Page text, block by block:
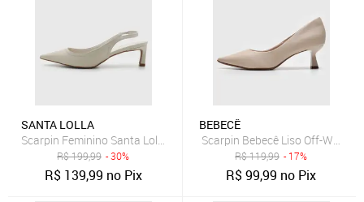
SANTA LOLLA
Scarpin Feminino Santa Lolla Slingback Off-White
R$199,99 - 30%
R$ 139,99 no Pix
BEBECÊ
Scarpin Bebecê Liso Off-White
R$119,99 - 17%
R$99,99 no Pix